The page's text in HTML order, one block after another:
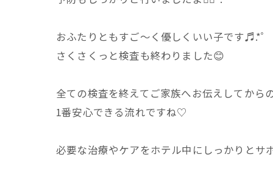
おふたりともすご～く優しくいい子です♬.*ﾟ
さくさくっと検査も終わりました😊
全ての検査を終えてご家族へお伝えしてから
1番安心できる流れですね♡